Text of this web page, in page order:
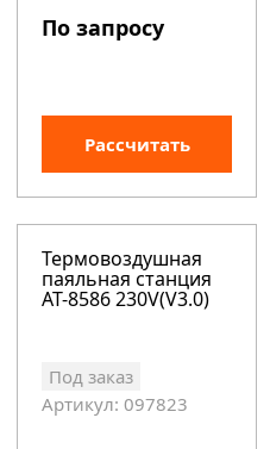
По запросу
Рассчитать
Термовоздушная
паяльная станция
AT-8586 230V(V3.0)
Под заказ
Артикул: 097823